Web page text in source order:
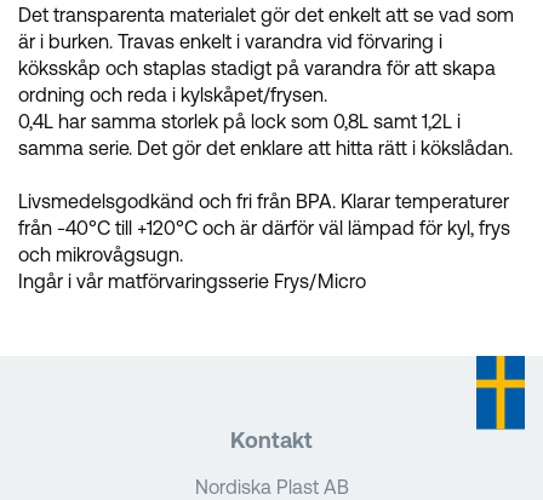
Det transparenta materialet gör det enkelt att se vad som
är i burken. Travas enkelt i varandra vid förvaring i
köksskåp och staplas stadigt på varandra för att skapa
ordning och reda i kylskåpet/frysen.
0,4L har samma storlek på lock som 0,8L samt 1,2L i
samma serie. Det gör det enklare att hitta rätt i kökslådan.
Livsmedelsgodkänd och fri från BPA. Klarar temperaturer
från -40°C till +120°C och är därför väl lämpad för kyl, frys
och mikrovågsugn.
Ingår i vår matförvaringsserie Frys/Micro
Kontakt
Nordiska Plast AB